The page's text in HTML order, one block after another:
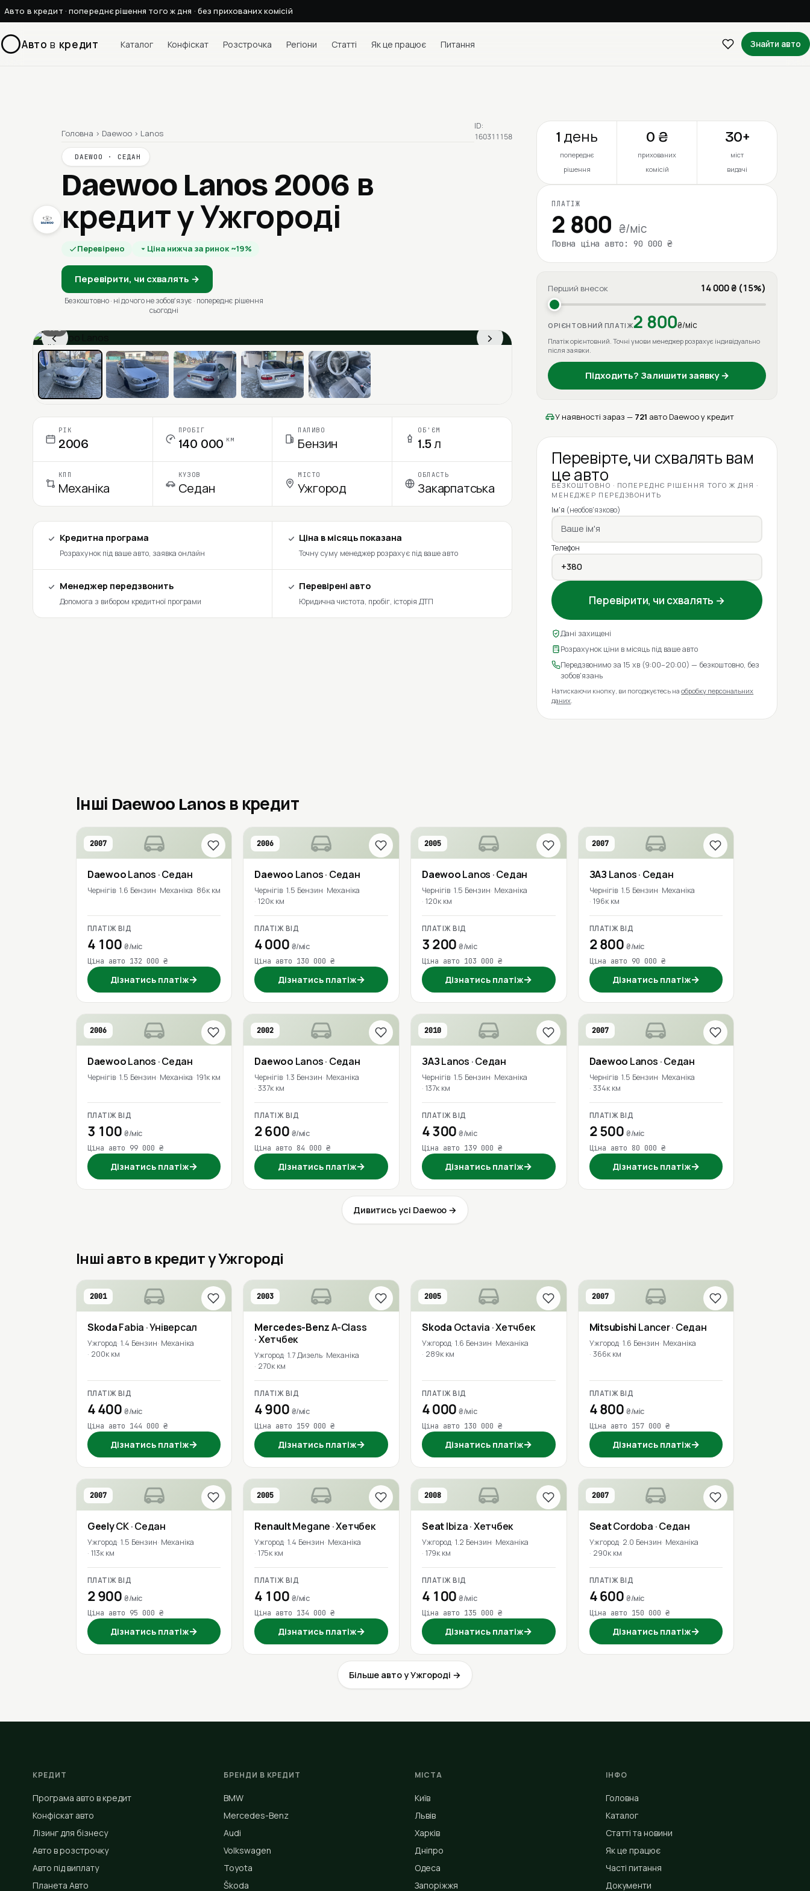
Авто в кредит · попереднє рішення того ж дня · без прихованих комісій
Авто в кредит Каталог Конфіскат Розстрочка Регіони Статті Як це працює Питання Знайти авто
Головна › Daewoo › Lanos
DAEWOO · СЕДАН
Daewoo Lanos 2006 в
кредит у Ужгороді
Перевірено Ціна нижча за ринок ~19%
Перевірити, чи схвалять →
Безкоштовно · ні до чого не зобовʼязує · попереднє рішення
сьогодні
ID:
160311158
‹ ›
1 / 6
Ціна в місяць
РІК
2006
ПРОБІГ
140 000 км
ПАЛИВО
Бензин
ОБ'ЄМ
1.5 л
КПП
Механіка
КУЗОВ
Седан
МІСТО
Ужгород
ОБЛАСТЬ
Закарпатська
Кредитна програма
Розрахунок під ваше авто, заявка онлайн
Ціна в місяць показана
Точну суму менеджер розрахує під ваше авто
Менеджер передзвонить
Допомога з вибором кредитної програми
Перевірені авто
Юридична чистота, пробіг, історія ДТП
1 день
попереднє
рішення
0 ₴
прихованих
комісій
30+
міст
видачі
ПЛАТІЖ
2 800 ₴/міс
Повна ціна авто: 90 000 ₴
Перший внесок 14 000 ₴ (15%)
ОРІЄНТОВНИЙ ПЛАТІЖ2 800₴/міс
Платіж орієнтовний. Точні умови менеджер розрахує індивідуально
після заявки.
Підходить? Залишити заявку →
У наявності зараз — 721 авто Daewoo у кредит
Перевірте, чи схвалять вам
це авто
БЕЗКОШТОВНО · ПОПЕРЕДНЄ РІШЕННЯ ТОГО Ж ДНЯ ·
МЕНЕДЖЕР ПЕРЕДЗВОНИТЬ
Ім'я (необов'язково)
Телефон
Перевірити, чи схвалять →
Дані захищені
Розрахунок ціни в місяць під ваше авто
Передзвонимо за 15 хв (9:00–20:00) — безкоштовно, без
зобов'язань
Натискаючи кнопку, ви погоджуєтесь наобробку персональних
даних
Інші Daewoo Lanos в кредит
2007
DaewooLanos · Седан
Чернігів 1.6 Бензин Механіка 86к км
ПЛАТІЖ ВІД
4 100₴/міс
Ціна авто 132 000 ₴
Дізнатись платіж→
2006
Daewoo Lanos· Седан
Чернігів 1.5 Бензин Механіка
120к км
ПЛАТІЖ ВІД
4 000 ₴/міс
Ціна авто 130 000 ₴
Дізнатись платіж→
2005
DaewooLanos · Седан
Чернігів 1.5 Бензин Механіка
120к км
ПЛАТІЖ ВІД
3 200₴/міс
Ціна авто 103 000 ₴
Дізнатись платіж→
2007
ЗАЗ Lanos· Седан
Чернігів 1.5 Бензин Механіка
196к км
ПЛАТІЖ ВІД
2 800 ₴/міс
Ціна авто 90 000 ₴
Дізнатись платіж→
2006
DaewooLanos · Седан
Чернігів 1.5 Бензин Механіка 191к км
ПЛАТІЖ ВІД
3 100₴/міс
Ціна авто 99 000 ₴
Дізнатись платіж→
2002
Daewoo Lanos· Седан
Чернігів 1.3 Бензин Механіка
337к км
ПЛАТІЖ ВІД
2 600 ₴/міс
Ціна авто 84 000 ₴
Дізнатись платіж→
2010
ЗАЗLanos · Седан
Чернігів 1.5 Бензин Механіка
137к км
ПЛАТІЖ ВІД
4 300₴/міс
Ціна авто 139 000 ₴
Дізнатись платіж→
2007
Daewoo Lanos · Седан
Чернігів 1.5 Бензин Механіка
334к км
ПЛАТІЖ ВІД
2 500 ₴/міс
Ціна авто 80 000 ₴
Дізнатись платіж→
Дивитись усі Daewoo →
Інші авто в кредит у Ужгороді
2001
SkodaFabia · Універсал
Ужгород 1.4 Бензин Механіка
200к км
ПЛАТІЖ ВІД
4 400₴/міс
Ціна авто 144 000 ₴
Дізнатись платіж→
2003
Mercedes-BenzA-Class
· Хетчбек
Ужгород 1.7 Дизель Механіка
270к км
ПЛАТІЖ ВІД
4 900 ₴/міс
Ціна авто 159 000 ₴
Дізнатись платіж→
2005
Skoda Octavia · Хетчбек
Ужгород 1.6 Бензин Механіка
289к км
ПЛАТІЖ ВІД
4 000₴/міс
Ціна авто 130 000 ₴
Дізнатись платіж→
2007
Mitsubishi Lancer· Седан
Ужгород 1.6 Бензин Механіка
366к км
ПЛАТІЖ ВІД
4 800 ₴/міс
Ціна авто 157 000 ₴
Дізнатись платіж→
2007
GeelyCK· Седан
Ужгород 1.5 Бензин Механіка
113к км
ПЛАТІЖ ВІД
2 900₴/міс
Ціна авто 95 000 ₴
Дізнатись платіж→
2005
RenaultMegane · Хетчбек
Ужгород 1.4 Бензин Механіка
175к км
ПЛАТІЖ ВІД
4 100 ₴/міс
Ціна авто 134 000 ₴
Дізнатись платіж→
2008
SeatIbiza· Хетчбек
Ужгород 1.2 Бензин Механіка
179к км
ПЛАТІЖ ВІД
4 100₴/міс
Ціна авто 135 000 ₴
Дізнатись платіж→
2007
SeatCordoba · Седан
Ужгород 2.0 Бензин Механіка
290к км
ПЛАТІЖ ВІД
4 600 ₴/міс
Ціна авто 150 000 ₴
Дізнатись платіж→
Більше авто у Ужгороді →
КРЕДИТ
Програма авто в кредит
Конфіскат авто
Лізинг для бізнесу
Авто в розстрочку
Авто під виплату
Планета Авто
БРЕНДИ В КРЕДИТ
BMW
Mercedes-Benz
Audi
Volkswagen
Toyota
Škoda
МІСТА
Київ
Львів
Харків
Дніпро
Одеса
Запоріжжя
ІНФО
Головна
Каталог
Статті та новини
Як це працює
Часті питання
Документи